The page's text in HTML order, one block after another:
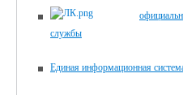
службы
Единая информационная